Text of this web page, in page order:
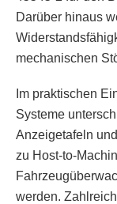
Darüber hinaus
mechanischen
Im praktischen
Systeme
Anzeigetafeln
zu Host-to-
werden.